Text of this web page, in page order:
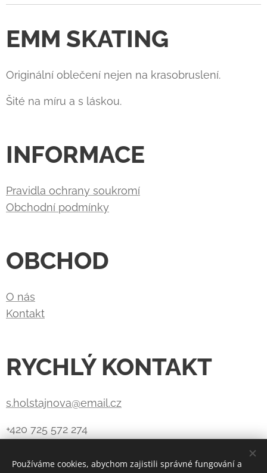
EMM SKATING
Originální oblečení nejen na krasobruslení.
Šité na míru a s láskou.
INFORMACE
Pravidla ochrany soukromí
Obchodní podmínky
OBCHOD
O nás
Kontakt
RYCHLÝ KONTAKT
s.holstajnova@email.cz
+420 725 572 274
Používáme cookies, abychom zajistili správné fungování a